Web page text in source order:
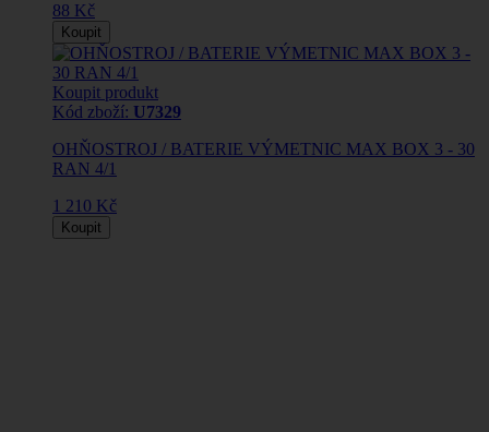
88 Kč
Koupit
Koupit produkt
Kód zboží: U7329
OHŇOSTROJ / BATERIE VÝMETNIC MAX BOX 3 - 30
RAN 4/1
1 210 Kč
Koupit